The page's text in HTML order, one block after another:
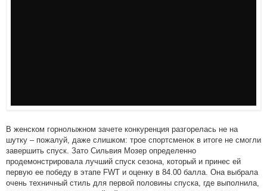
В женском горнолыжном зачете конкуренция разгорелась не на
шутку – пожалуй, даже слишком: трое спортсменок в итоге не смогли
завершить спуск. Зато Сильвия Мозер определенно
продемонстрировала лучший спуск сезона, который и принес ей
первую ее победу в этапе FWT и оценку в 84.00 балла. Она выбрала
очень техничный стиль для первой половины спуска, где выполнила,